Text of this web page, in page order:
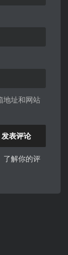
地址和网站
了解你的评